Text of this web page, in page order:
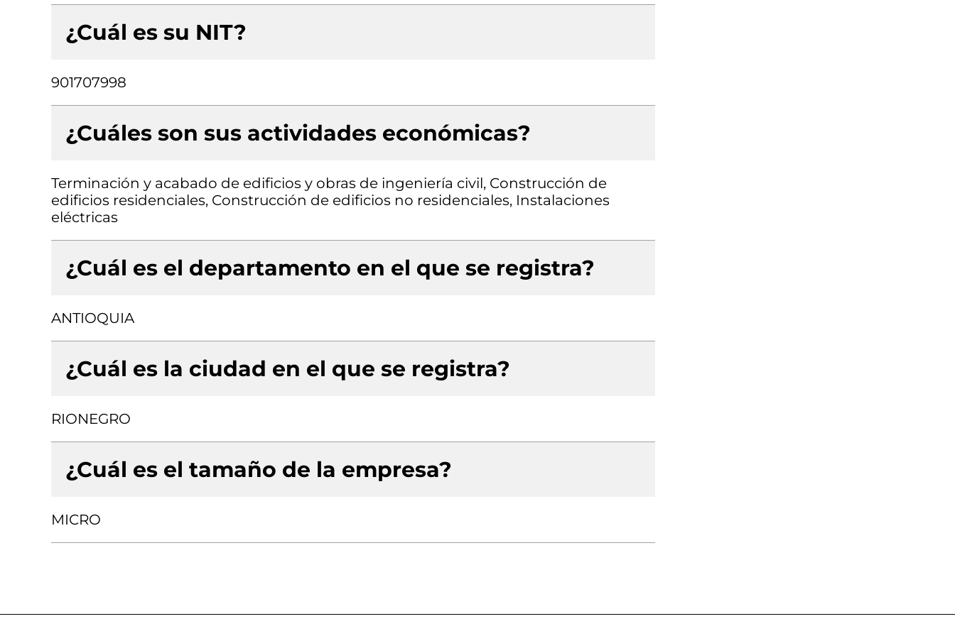
¿Cuál es su NIT?
901707998
¿Cuáles son sus actividades económicas?
Terminación y acabado de edificios y obras de ingeniería civil, Construcción de
edificios residenciales, Construcción de edificios no residenciales, Instalaciones
eléctricas
¿Cuál es el departamento en el que se registra?
ANTIOQUIA
¿Cuál es la ciudad en el que se registra?
RIONEGRO
¿Cuál es el tamaño de la empresa?
MICRO